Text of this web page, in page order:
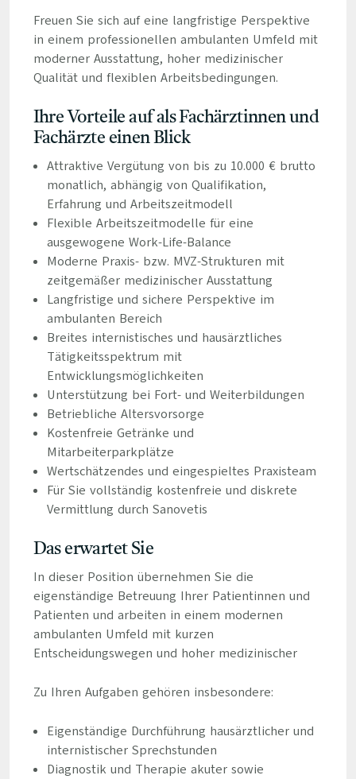
Freuen Sie sich auf eine langfristige Perspektive
in einem professionellen ambulanten Umfeld mit
moderner Ausstattung, hoher medizinischer
Qualität und flexiblen Arbeitsbedingungen.
Ihre Vorteile auf als Fachärztinnen und
Fachärzte einen Blick
Attraktive Vergütung von bis zu 10.000 € brutto
monatlich, abhängig von Qualifikation,
Erfahrung und Arbeitszeitmodell
Flexible Arbeitszeitmodelle für eine
ausgewogene Work-Life-Balance
Moderne Praxis- bzw. MVZ-Strukturen mit
zeitgemäßer medizinischer Ausstattung
Langfristige und sichere Perspektive im
ambulanten Bereich
Breites internistisches und hausärztliches
Tätigkeitsspektrum mit
Entwicklungsmöglichkeiten
Unterstützung bei Fort- und Weiterbildungen
Betriebliche Altersvorsorge
Kostenfreie Getränke und
Mitarbeiterparkplätze
Wertschätzendes und eingespieltes Praxisteam
Für Sie vollständig kostenfreie und diskrete
Vermittlung durch Sanovetis
Das erwartet Sie
In dieser Position übernehmen Sie die
eigenständige Betreuung Ihrer Patientinnen und
Patienten und arbeiten in einem modernen
ambulanten Umfeld mit kurzen
Entscheidungswegen und hoher medizinischer
Zu Ihren Aufgaben gehören insbesondere:
Eigenständige Durchführung hausärztlicher und
internistischer Sprechstunden
Diagnostik und Therapie akuter sowie